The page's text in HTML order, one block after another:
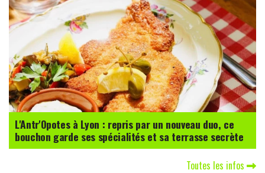
L'Antr'Opotes à Lyon : repris par un nouveau duo, ce
bouchon garde ses spécialités et sa terrasse secrète
Toutes les infos